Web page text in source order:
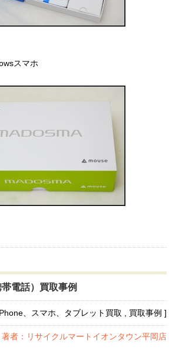
スマホ
電話）買取事例
、スマホ、タブレット買取 , 買取事例 ]
著者：リサイクルマートイオンタウン平岡店